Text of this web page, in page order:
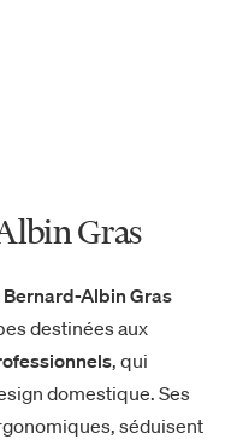
Gras
Bernard-Albin Gras
destinées aux
, qui
domestique. Ses
séduisent